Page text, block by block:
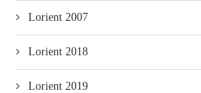
Lorient 2007
Lorient 2018
Lorient 2019